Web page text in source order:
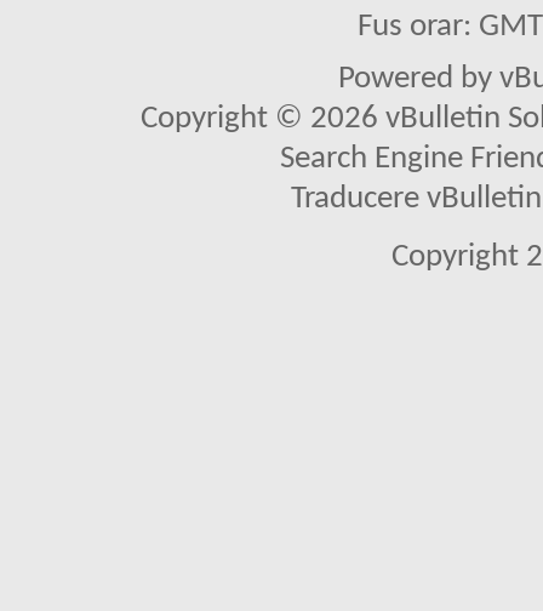
Fus orar:
Powered by
Copyright © 2026 vBulletin
Search Engine
Traducere
Copyright